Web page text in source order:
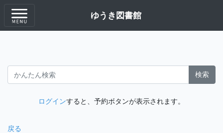
ゆうき図書館
検索
ログインすると、予約ボタンが表示されます。
戻る